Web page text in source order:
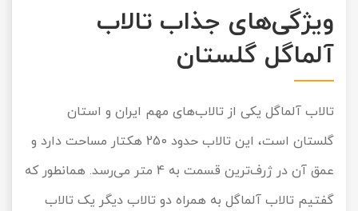
ویژگی‌های جذاب تالاب
آلماگل گلستان
تالاب آلماگل یکی از تالاب‌های مهم ایران و استان
گلستان است، این تالاب حدود 250 هکتار مساحت دارد و
عمق آن در ژرف‌ترین قسمت به 4 متر می‌رسد. همانطور که
گفتیم تالاب آلماگل به همراه دو تالاب دیگر یک تالاب